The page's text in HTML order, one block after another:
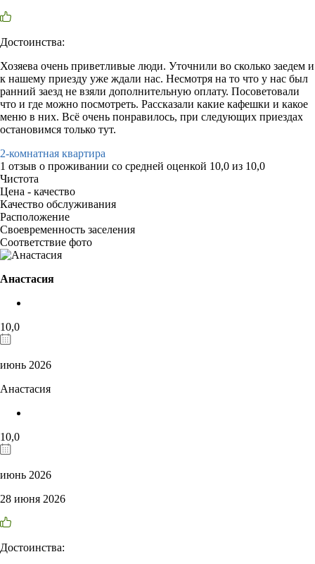
Достоинства:
Хозяева очень приветливые люди. Уточнили во сколько заедем и
к нашему приезду уже ждали нас. Несмотря на то что у нас был
ранний заезд не взяли дополнительную оплату. Посоветовали
что и где можно посмотреть. Рассказали какие кафешки и какое
меню в них. Всё очень понравилось, при следующих приездах
остановимся только тут.
2-комнатная квартира
1 отзыв о проживании со средней оценкой 10,0 из 10,0
Чистота
Цена - качество
Качество обслуживания
Расположение
Своевременность заселения
Соответствие фото
Анастасия
10,0
июнь 2026
Анастасия
10,0
июнь 2026
28 июня 2026
Достоинства: